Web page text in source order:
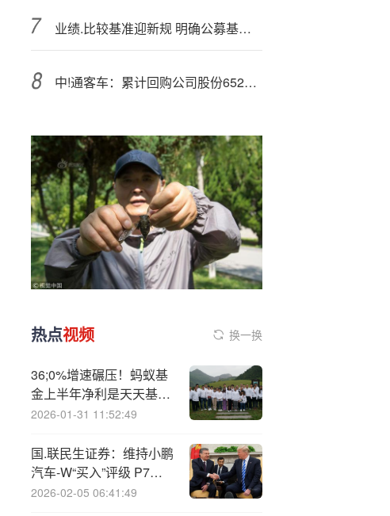
业绩.比较基准迎新规 明确公募基金“投资之锚”
中!通客车：累计回购公司股份6521000股
热点视频 换一换
36;0%增速碾压！蚂蚁基
金上半年净利是天天基金
6.8倍，代销龙头格局生
2026-01-31 11:52:49
国.联民生证券：维持小鹏
汽车-W“买入”评级 P7上
市产品矩阵完善
2026-02-05 06:41:49